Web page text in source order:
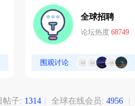
全球招聘
论坛热度 68749
围观讨论
帖子: 1314 全球在线会员: 4956